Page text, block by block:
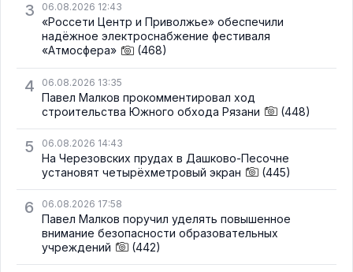
3 06.08.2026 12:43
«Россети Центр и Приволжье» обеспечили
надёжное электроснабжение фестиваля
«Атмосфера»
(468)
4 06.08.2026 13:35
Павел Малков прокомментировал ход
строительства Южного обхода Рязани
(448)
5 06.08.2026 14:43
На Черезовских прудах в Дашково-Песочне
установят четырёхметровый экран
(445)
6 06.08.2026 17:58
Павел Малков поручил уделять повышенное
внимание безопасности образовательных
учреждений
(442)